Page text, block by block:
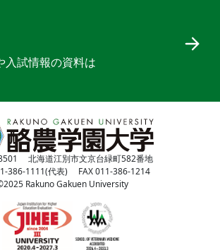
入試情報の資料は
北海道江別市文京台緑町582番地
386-1111(代表) FAX 011-386-1214
Rakuno Gakuen University